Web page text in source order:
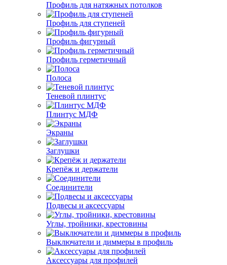
Профиль для натяжных потолков
Профиль для ступеней
Профиль фигурный
Профиль герметичный
Полоса
Теневой плинтус
Плинтус МДФ
Экраны
Заглушки
Крепёж и держатели
Соединители
Подвесы и аксессуары
Углы, тройники, крестовины
Выключатели и диммеры в профиль
Аксессуары для профилей